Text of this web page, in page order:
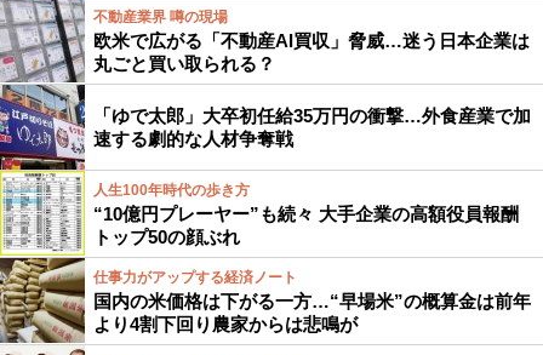
不動産業界 噂の現場
欧米で広がる「不動産AI買収」脅威…迷う日本企業は
丸ごと買い取られる？
「ゆで太郎」大卒初任給35万円の衝撃…外食産業で加
速する劇的な人材争奪戦
人生100年時代の歩き方
“10億円プレーヤー”も続々 大手企業の高額役員報酬
トップ50の顔ぶれ
仕事力がアップする経済ノート
国内の米価格は下がる一方…“早場米”の概算金は前年
より4割下回り農家からは悲鳴が